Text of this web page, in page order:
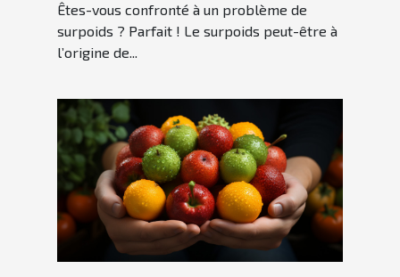
Êtes-vous confronté à un problème de
surpoids ? Parfait ! Le surpoids peut-être à
l’origine de...